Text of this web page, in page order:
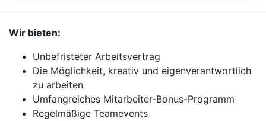
Wir bieten:
Unbefristeter Arbeitsvertrag
Die Möglichkeit, kreativ und eigenverantwortlich
zu arbeiten
Umfangreiches Mitarbeiter-Bonus-Programm
Regelmäßige Teamevents